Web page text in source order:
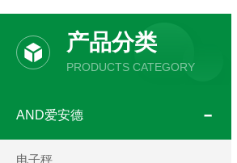
产品分类
PRODUCTS CATEGORY
AND爱安德
电子秤